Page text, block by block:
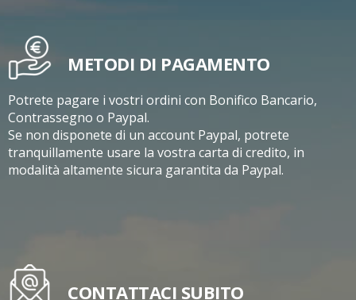
METODI DI PAGAMENTO
Potrete pagare i vostri ordini con Bonifico Bancario,
Contrassegno o Paypal.
Se non disponete di un account Paypal, potrete
tranquillamente usare la vostra carta di credito, in
modalità altamente sicura garantita da Paypal.
CONTATTACI SUBITO